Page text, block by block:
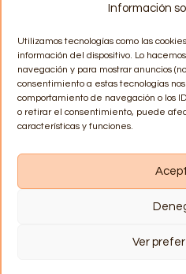
Información
Utilizamos tecnologías como las
información del dispositivo. Lo
navegación y para mostrar anuncios
consentimiento a estas tecnologías
comportamiento de navegación o los
o retirar el consentimiento, puede
características y funciones.
Ver
WhatsApp: 628 15 57 06
Email:
Horario de atención
2022